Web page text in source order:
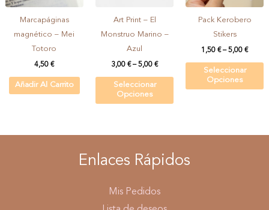
Marcapáginas
magnético – Mei
Totoro
4,50€
Añadir Al Carrito
Art Print – El
Monstruo Marino –
Azul
3,00 €–5,00 €
Seleccionar
Opciones
Pack Kerobero
Stikers
1,50€–5,00€
Seleccionar
Opciones
Enlaces Rápidos
Mis Pedidos